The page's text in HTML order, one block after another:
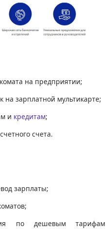
на предприятии;
на зарплатной мультикарте;
и кредитам;
счета.
зарплаты;
по дешевым тарифам